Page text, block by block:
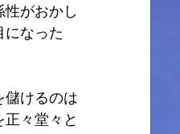
がおかし
になった
けるのは
々堂々と